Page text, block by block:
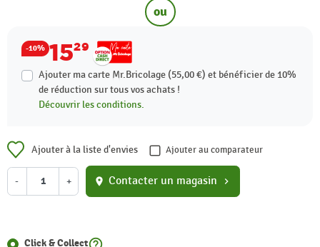
ou
-10% 1529
Ajouter ma carte Mr.Bricolage (55,00 €) et bénéficier de 10%
de réduction sur tous vos achats !
Découvrir les conditions.
Ajouter à la liste d'envies Ajouter au comparateur
- + location_on Contacter un magasin chevron_right
Click & Collect